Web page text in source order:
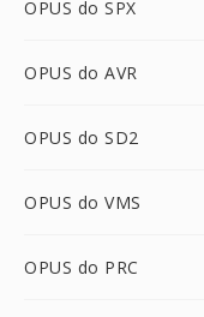
OPUS do SPX
OPUS do AVR
OPUS do SD2
OPUS do VMS
OPUS do PRC